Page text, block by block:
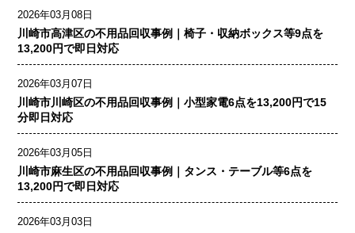
2026年03月08日
川崎市高津区の不用品回収事例｜椅子・収納ボックス等9点を
13,200円で即日対応
2026年03月07日
川崎市川崎区の不用品回収事例｜小型家電6点を13,200円で15
分即日対応
2026年03月05日
川崎市麻生区の不用品回収事例｜タンス・テーブル等6点を
13,200円で即日対応
2026年03月03日